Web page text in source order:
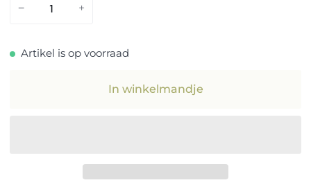
− +
Artikel is op voorraad
In winkelmandje